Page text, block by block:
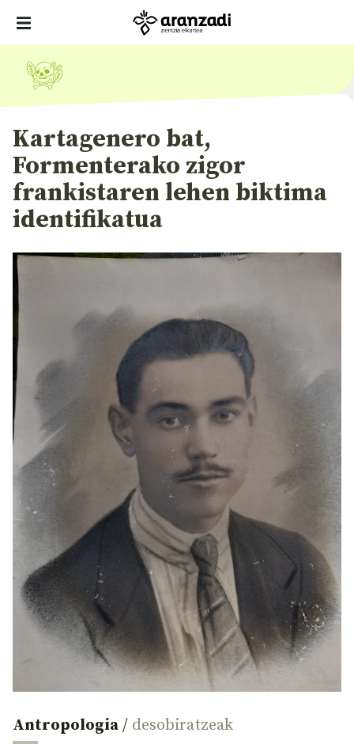
Kartagenero bat,
Formenterako zigor
frankistaren lehen biktima
identifikatua
Antropologia / desobiratzeak